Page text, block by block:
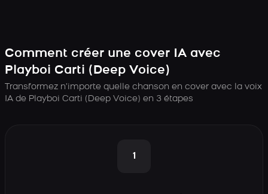
Comment créer une cover IA avec
Playboi Carti (Deep Voice)
Transformez n’importe quelle chanson en cover avec la voix
IA de Playboi Carti (Deep Voice) en 3 étapes
1